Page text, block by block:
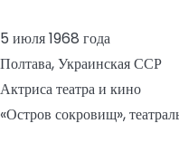
5 июля 1968 года
Полтава, Украинская ССР
Актриса театра и кино
«Остров сокровищ»,